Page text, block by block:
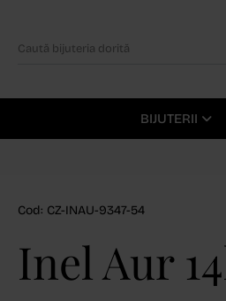
BIJUTERII
Cod: CZ-INAU-9347-54
Inel Aur